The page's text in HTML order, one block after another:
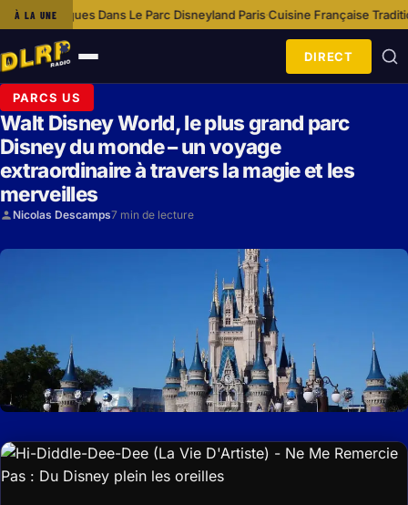
À LA UNE
Le Parc Disneyland Paris· Cuisine Française Traditionnelle À
Ouvrir
le
menu
DIRECT
PARCS US
Walt Disney World, le plus grand parc
Disney du monde – un voyage
extraordinaire à travers la magie et les
merveilles
Nicolas Descamps7 min de lecture